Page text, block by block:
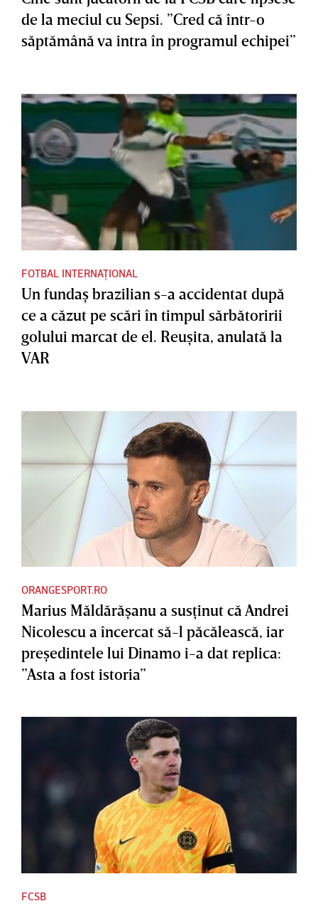
de la meciul cu Sepsi. ”Cred că într-o
săptămână va intra în programul echipei”
FOTBAL INTERNAȚIONAL
Un fundaş brazilian s-a accidentat după
ce a căzut pe scări în timpul sărbătoririi
golului marcat de el. Reuşita, anulată la
VAR
ORANGESPORT.RO
Marius Măldărăşanu a susţinut că Andrei
Nicolescu a încercat să-l păcălească, iar
preşedintele lui Dinamo i-a dat replica:
”Asta a fost istoria”
FCSB